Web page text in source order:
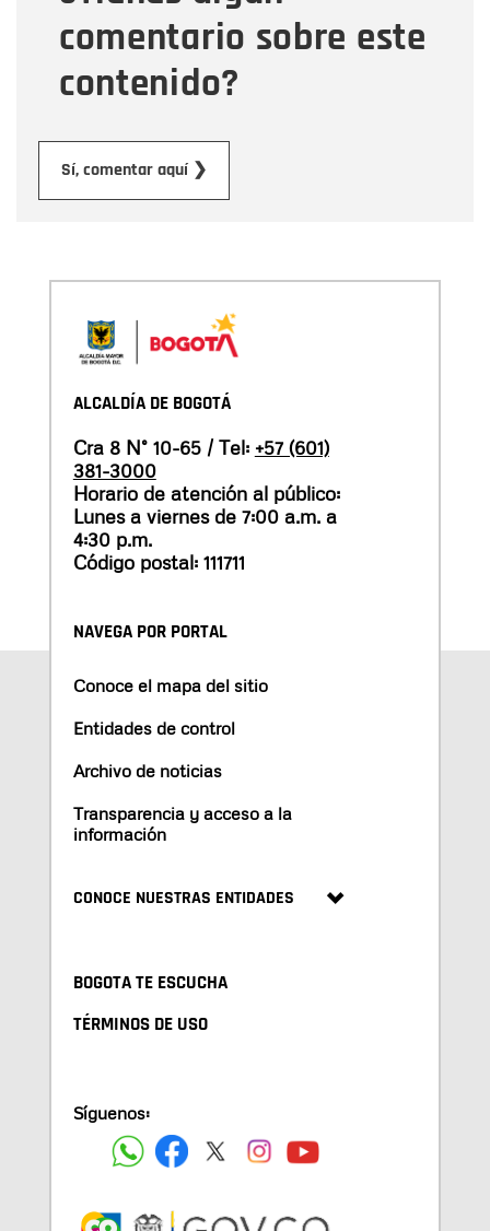
comentario sobre este
contenido?
Sí, comentar aquí ❯
ALCALDÍA DE BOGOTÁ
Cra 8 N° 10-65 / Tel: +57 (601)
381-3000
Horario de atención al público:
Lunes a viernes de 7:00 a.m. a
4:30 p.m.
Código postal: 111711
NAVEGA POR PORTAL
Conoce el mapa del sitio
Entidades de control
Archivo de noticias
Transparencia y acceso a la
información
CONOCE NUESTRAS ENTIDADES
BOGOTA TE ESCUCHA
TÉRMINOS DE USO
Síguenos: